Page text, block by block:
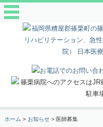
ホーム お知らせ 医師募集